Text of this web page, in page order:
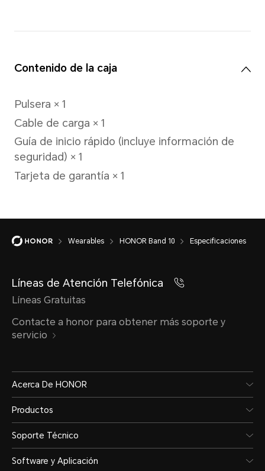
Puerto de carga
Puerto de carga magnético
Compatibilidad
Android 9.0 o posterior y
Wearables HONOR Band 10 Especificaciones
Líneas de Atención Telefónica
Líneas Gratuitas
Contacte a honor para obtener más soporte y
servicio
Acerca De HONOR
Productos
Soporte Técnico
Software y Aplicación